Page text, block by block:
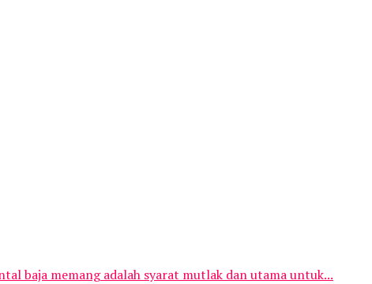
baja memang adalah syarat mutlak dan utama untuk...